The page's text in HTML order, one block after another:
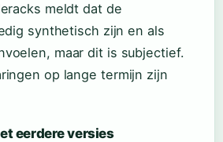
meldt dat de
synthetisch zijn en als
maar dit is subjectief.
op lange termijn zijn
eerdere versies